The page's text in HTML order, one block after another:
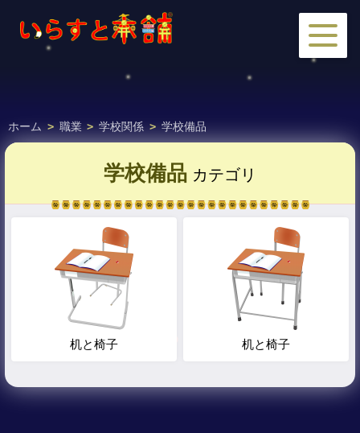
ホーム > 職業 > 学校関係 > 学校備品
学校備品 カテゴリ
机と椅子 机と椅子